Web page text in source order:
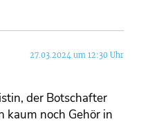
27.03.2024 um 12:30 Uhr
der Botschafter
kaum noch Gehör in